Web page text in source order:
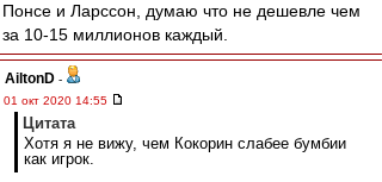
Понсе и Ларссон, думаю что не дешевле чем
за 10-15 миллионов каждый.
AiltonD -
01 окт 2020 14:55
Цитата
Хотя я не вижу, чем Кокорин слабее бумбии
как игрок.